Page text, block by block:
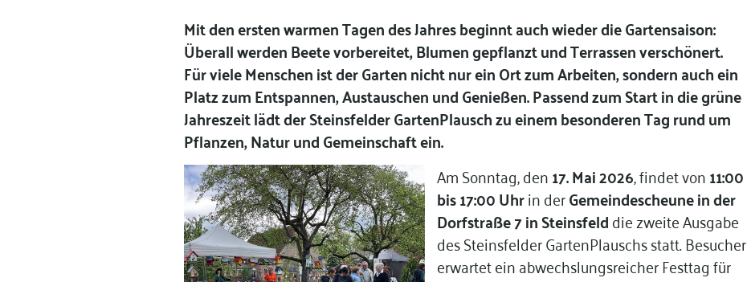
Mit den ersten warmen Tagen des Jahres beginnt auch wieder die Gartensaison:
Überall werden Beete vorbereitet, Blumen gepflanzt und Terrassen verschönert.
Für viele Menschen ist der Garten nicht nur ein Ort zum Arbeiten, sondern auch ein
Platz zum Entspannen, Austauschen und Genießen. Passend zum Start in die grüne
Jahreszeit lädt der Steinsfelder GartenPlausch zu einem besonderen Tag rund um
Pflanzen, Natur und Gemeinschaft ein.
Am Sonntag, den17. Mai 2026, findet von11:00
bis 17:00 Uhrin derGemeindescheune in der
Dorfstraße 7 in Steinsfelddie zweite Ausgabe
des Steinsfelder GartenPlauschs statt. Besucher
erwartet ein abwechslungsreicher Festtag für